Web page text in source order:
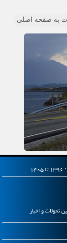
به صفحه اصلی
تحولات و اخبار